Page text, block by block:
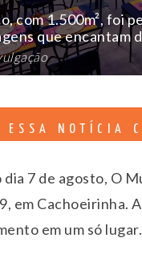
com 1.500m², foi
que encantam
ESSA NOTÍCIA
7 de agosto, O
em Cachoeirinha.
em um só lugar.